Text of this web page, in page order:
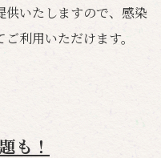
供いたしますので、感染
利用いただけます。
も！